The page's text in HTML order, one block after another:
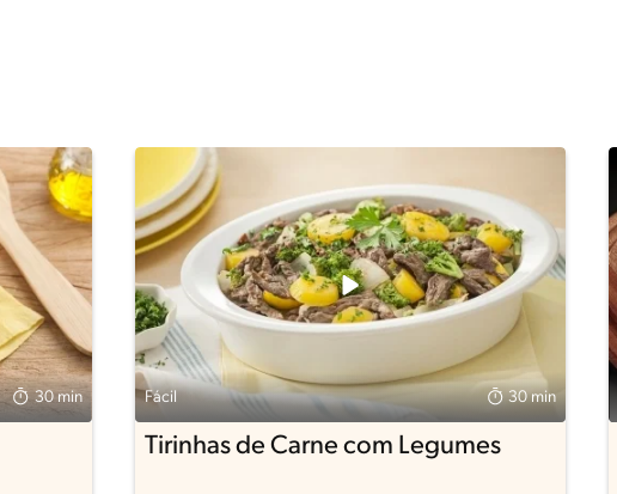
30 min Fácil 30 min
Tirinhas de Carne com Legumes